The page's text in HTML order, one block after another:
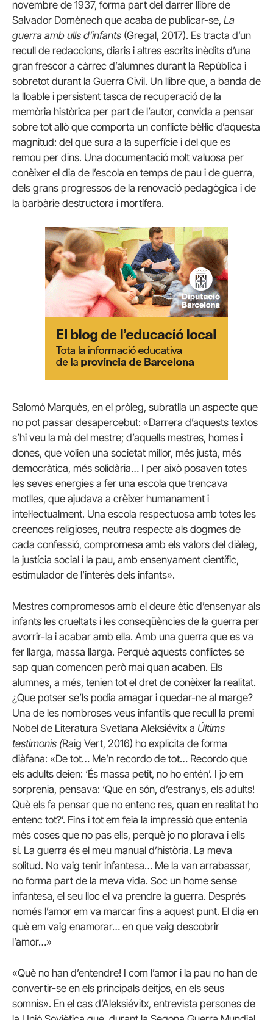
novembre de 1937, forma part del darrer llibre de
Salvador Domènech que acaba de publicar-se, La
guerra amb ulls d’infants (Gregal, 2017). Es tracta d’un
recull de redaccions, diaris i altres escrits inèdits d’una
gran frescor a càrrec d’alumnes durant la República i
sobretot durant la Guerra Civil. Un llibre que, a banda de
la lloable i persistent tasca de recuperació de la
memòria històrica per part de l’autor, convida a pensar
sobre tot allò que comporta un conflicte bèl·lic d’aquesta
magnitud: del que sura a la superfície i del que es
remou per dins. Una documentació molt valuosa per
conèixer el dia de l’escola en temps de pau i de guerra,
dels grans progressos de la renovació pedagògica i de
la barbàrie destructora i mortífera.
Salomó Marquès, en el pròleg, subratlla un aspecte que
no pot passar desapercebut: «Darrera d’aquests textos
s’hi veu la mà del mestre; d’aquells mestres, homes i
dones, que volien una societat millor, més justa, més
democràtica, més solidària… I per això posaven totes
les seves energies a fer una escola que trencava
motlles, que ajudava a crèixer humanament i
intel·lectualment. Una escola respectuosa amb totes les
creences religioses, neutra respecte als dogmes de
cada confessió, compromesa amb els valors del diàleg,
la justícia social i la pau, amb ensenyament científic,
estimulador de l’interès dels infants».
Mestres compromesos amb el deure ètic d’ensenyar als
infants les crueltats i les conseqüències de la guerra per
avorrir-la i acabar amb ella. Amb una guerra que es va
fer llarga, massa llarga. Perquè aquests conflictes se
sap quan comencen però mai quan acaben. Els
alumnes, a més, tenien tot el dret de conèixer la realitat.
¿Que potser se’ls podia amagar i quedar-ne al marge?
Una de les nombroses veus infantils que recull la premi
Nobel de Literatura Svetlana Aleksiévitx a Últims
testimonis (Raig Vert, 2016) ho explicita de forma
diàfana: «De tot… Me’n recordo de tot… Recordo que
els adults deien: ‘És massa petit, no ho entén’. I jo em
sorprenia, pensava: ‘Que en són, d’estranys, els adults!
Què els fa pensar que no entenc res, quan en realitat ho
entenc tot?’. Fins i tot em feia la impressió que entenia
més coses que no pas ells, perquè jo no plorava i ells
sí. La guerra és el meu manual d’història. La meva
solitud. No vaig tenir infantesa… Me la van arrabassar,
no forma part de la meva vida. Soc un home sense
infantesa, el seu lloc el va prendre la guerra. Després
només l’amor em va marcar fins a aquest punt. El dia en
què em vaig enamorar… en que vaig descobrir
l’amor…»
«Què no han d’entendre! I com l’amor i la pau no han de
convertir-se en els principals deitjos, en els seus
somnis». En el cas d’Aleksiévitx, entrevista persones de